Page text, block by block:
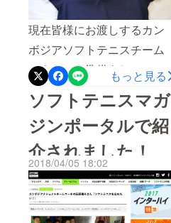
持つことなんて意味もな
い」といっていた彼らはソ
フトテニスと出会って、
「世界一になりたい！」と
いう夢を描くようになりま
した。 そんな彼らの夢を叶
える大きな一歩となるカン
ボジア代表選手全員の日本
での合宿を実現するため
に、皆様ラストスパート応
援のシェアとご支援のほど
現在皆様にお渡しするカン
ボジアソフトテニスチーム
のウェアの準備をしている
中で、内容に若干の変更が
あります。 カンボジアソフ
トテニスチームは警察庁の
管轄するチームということ
もあり、昨年より代表ユニ
フォームの後面プリントを
「CAMBODIA SOFT
もっと見る
ソフトテニスマガ
ジンポータルで紹
介されました！
2018/04/05 18:02